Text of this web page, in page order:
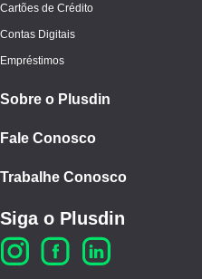
Cartões de Crédito
Contas Digitais
Empréstimos
Sobre o Plusdin
Fale Conosco
Trabalhe Conosco
Siga o Plusdin